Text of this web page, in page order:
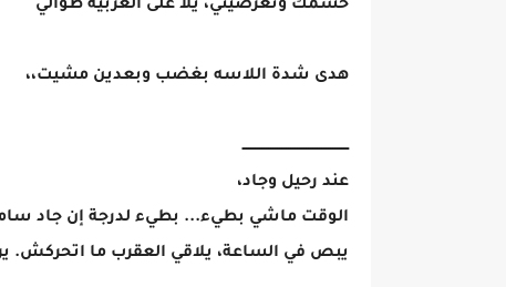
خشمك وتعرضيني، يلا على العربيه طوالي
هدى شدة اللاسه بغضب وبعدين مشيت،،
ــــــــــــــــــــــــــــــــــــــــــــــــ
عند رحيل وجاد،
الوقت ماشي بطيء... بطيء لدرجة إن جاد
يبص في الساعة، يلاقي العقرب ما اتحركش.